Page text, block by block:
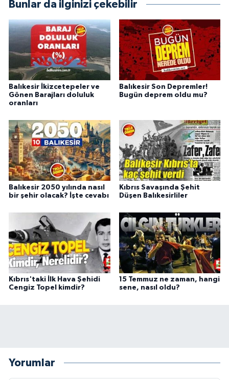
Bunlar da ilginizi çekebilir
Balıkesir İkizcetepeler ve
Gönen Barajları doluluk
oranları
Balıkesir Son Depremler!
Bugün deprem oldu mu?
Balıkesir 2050 yılında nasıl
bir şehir olacak? İşte cevabı
Kıbrıs Savaşında Şehit
Düşen Balıkesirliler
Kıbrıs'taki İlk Hava Şehidi
Cengiz Topel kimdir?
15 Temmuz ne zaman, hangi
sene, nasıl oldu?
Yorumlar